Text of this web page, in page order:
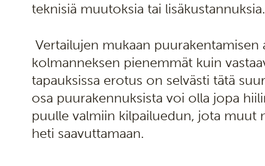
teknisiä muutoksia tai lisäkustannuksia.
Vertailujen mukaan
kolmanneksen pienemmät kuin
tapauksissa erotus on selvästi tätä
osa puurakennuksista voi olla jopa
puulle valmiin kilpailuedun, jota muut
heti saavuttamaan.